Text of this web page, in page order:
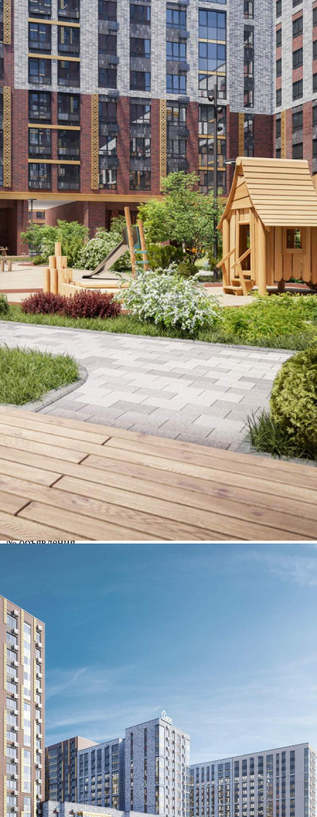
Продажа
121886 - Г. МОСКВА,
НОВОМИХАЙЛОВСКОЕ
ШОССЕ, Д.1К3
Москва / Московская обл
Получить контакты Посмотреть на карте
Прямая продажа от застройщика! Кладовая номер 194 общей
площадью 2.9 кв. м на -1-м этаже в ЖК «1-й
Ясеневский»[#7799701#]
288 (+1)
Навигация
Характеристики
О помещении
Где находится
Контакты
Другие объявления
Характеристики помещения
№ объявления
Москва
Адрес
Новомихайловское шоссе, д.1к3
Расположено
Этаж
-1
Предлагается
Продажа
Желаемый / подходящий вид деятельности
Не указано
Назначение
Не указано
Размер площади (м2)
2.9
Цена за помещение
455 300 руб.
О помещении